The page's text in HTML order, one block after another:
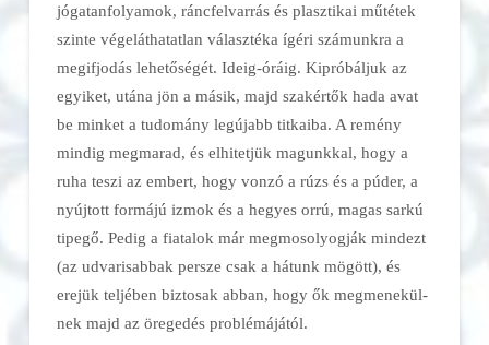
jógatanfolyamok, ránc­felvarrás és plasztikai műtétek
szinte végeláthatatlan választéka ígé­­ri szá­munkra a
megifjodás le­he­tőségét. Ideig-óráig. Kipróbáljuk az
egyiket, utána jön a másik, majd sza­kér­tők hada avat
be minket a tu­do­mány legújabb titkaiba. A remény
min­dig megmarad, és elhitetjük ma­gunk­kal, hogy a
ruha teszi az em­bert, hogy vonzó a rúzs és a púder, a
nyújtott formájú izmok és a hegyes orrú, magas sarkú
tipegő. Pedig a fi­a­ta­lok már megmosolyogják mindezt
(az udvarisabbak persze csak a hátunk mögött), és
erejük teljében biztosak abban, hogy ők meg­me­ne­kül­
nek majd az öregedés prob­lé­májától.